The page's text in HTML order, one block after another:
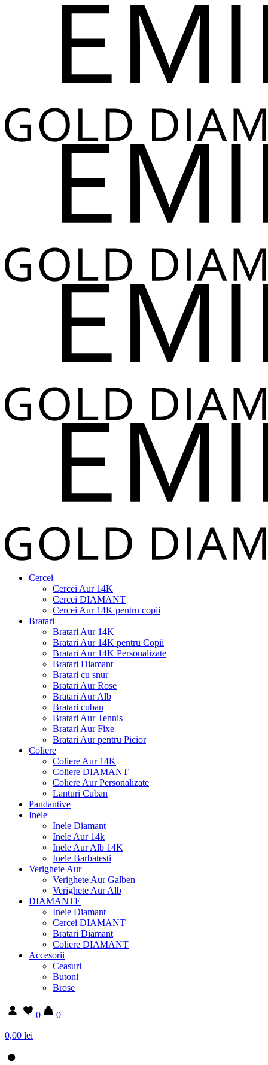
Cercei
Cercei Aur 14K
Cercei DIAMANT
Cercei Aur 14K pentru copii
Bratari
Bratari Aur 14K
Bratari Aur 14K pentru Copii
Bratari Aur 14K Personalizate
Bratari Diamant
Bratari cu snur
Bratari Aur Rose
Bratari Aur Alb
Bratari cuban
Bratari Aur Tennis
Bratari Aur Fixe
Bratari Aur pentru Picior
Coliere
Coliere Aur 14K
Coliere DIAMANT
Coliere Aur Personalizate
Lanturi Cuban
Pandantive
Inele
Inele Diamant
Inele Aur 14k
Inele Aur Alb 14K
Inele Barbatesti
Verighete Aur
Verighete Aur Galben
Verighete Aur Alb
DIAMANTE
Inele Diamant
Cercei DIAMANT
Bratari Diamant
Coliere DIAMANT
Accesorii
Ceasuri
Butoni
Brose
0
0
0,00 lei